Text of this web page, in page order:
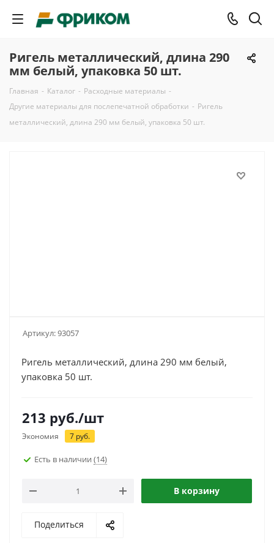
Ригель металлический, длина 290
мм белый, упаковка 50 шт.
Главная - Каталог - Расходные материалы -
Другие материалы для послепечатной обработки - Ригель
металлический, длина 290 мм белый, упаковка 50 шт.
Артикул:93057
Ригель металлический, длина 290 мм белый,
упаковка 50 шт.
213 руб./шт
Экономия 7 руб.
Есть в наличии (14)
В корзину
Поделиться